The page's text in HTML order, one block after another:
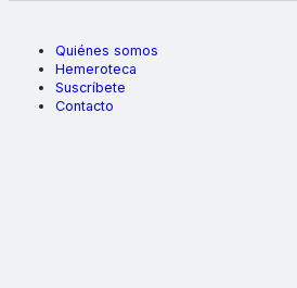
Quiénes somos
Hemeroteca
Suscríbete
Contacto